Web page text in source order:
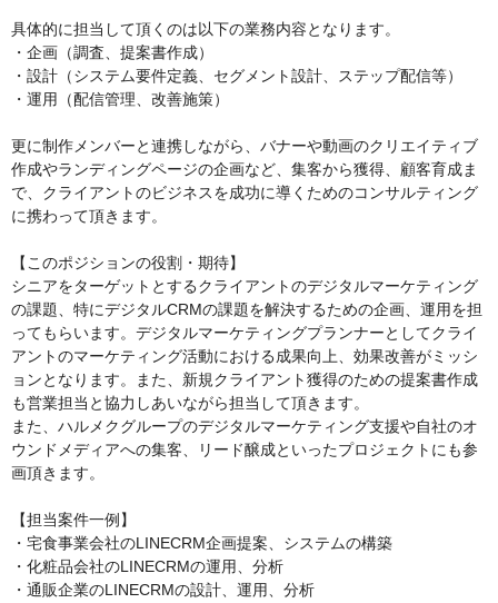
具体的に担当して頂くのは以下の業務内容となります。
・企画（調査、提案書作成）
・設計（システム要件定義、セグメント設計、ステップ配信等）
・運用（配信管理、改善施策）
更に制作メンバーと連携しながら、バナーや動画のクリエイティブ
作成やランディングページの企画など、集客から獲得、顧客育成ま
で、クライアントのビジネスを成功に導くためのコンサルティング
に携わって頂きます。
【このポジションの役割・期待】
シニアをターゲットとするクライアントのデジタルマーケティング
の課題、特にデジタルCRMの課題を解決するための企画、運用を担
ってもらいます。デジタルマーケティングプランナーとしてクライ
アントのマーケティング活動における成果向上、効果改善がミッシ
ョンとなります。また、新規クライアント獲得のための提案書作成
も営業担当と協力しあいながら担当して頂きます。
また、ハルメクグループのデジタルマーケティング支援や自社のオ
ウンドメディアへの集客、リード醸成といったプロジェクトにも参
画頂きます。
【担当案件一例】
・宅食事業会社のLINECRM企画提案、システムの構築
・化粧品会社のLINECRMの運用、分析
・通販企業のLINECRMの設計、運用、分析